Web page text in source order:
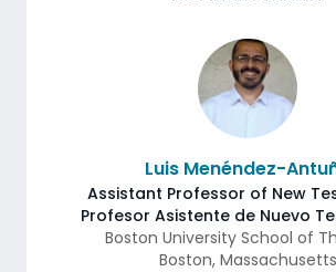
Luis Menéndez-
Assistant Professor of New
Profesor Asistente de Nuevo
Boston University School of
Boston, Massachusetts